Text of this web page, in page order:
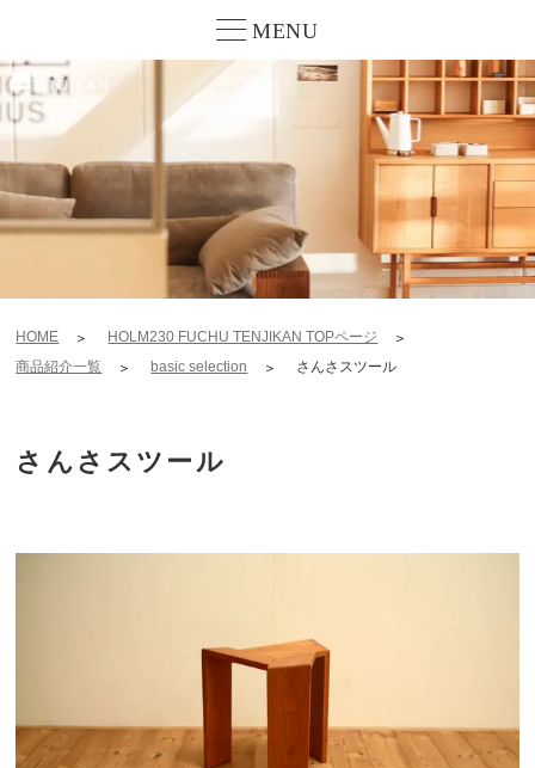
MENU
HOME
HOLM230 FUCHU TENJIKAN TOPページ
商品紹介一覧
basic selection さんさスツール
さんさスツール